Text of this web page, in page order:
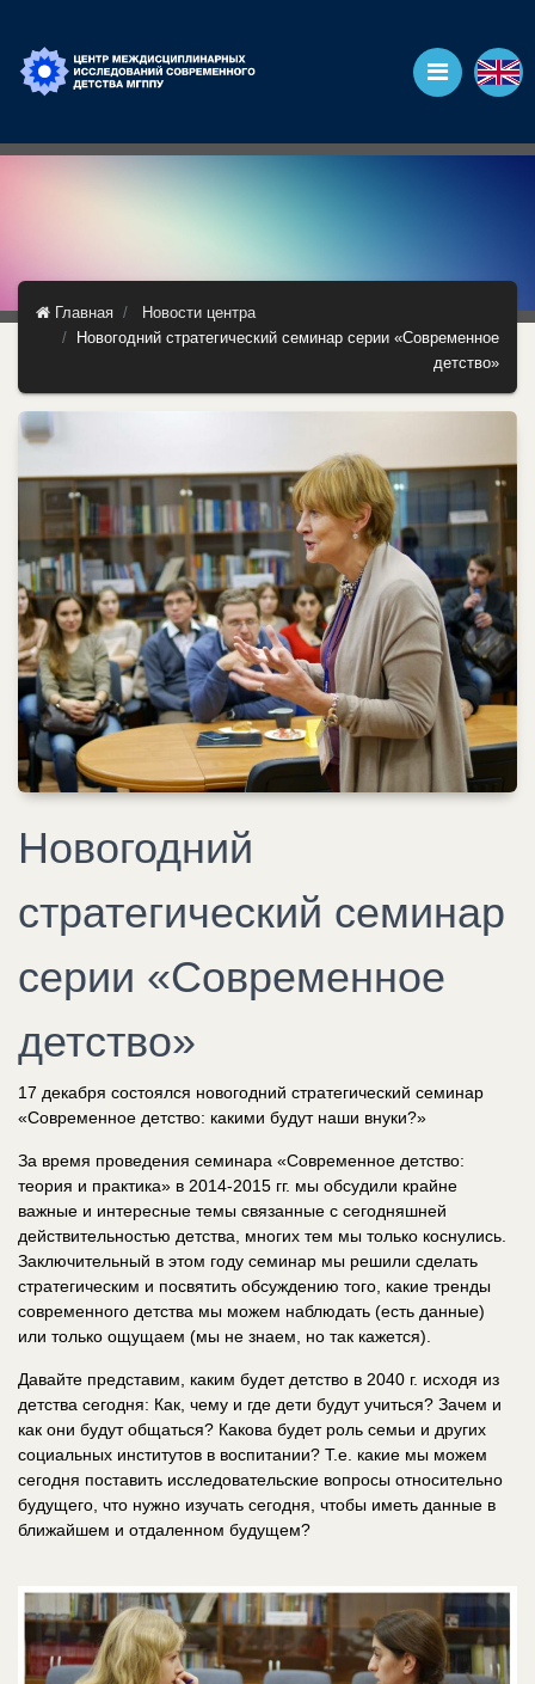
Главная
Новости центра
Новогодний стратегический семинар серии «Современное
детство»
Новогодний
стратегический семинар
серии «Современное
детство»
17 декабря состоялся новогодний стратегический семинар
«Современное детство: какими будут наши внуки?»
За время проведения семинара «Современное детство:
теория и практика» в 2014-2015 гг. мы обсудили крайне
важные и интересные темы связанные с сегодняшней
действительностью детства, многих тем мы только коснулись.
Заключительный в этом году семинар мы решили сделать
стратегическим и посвятить обсуждению того, какие тренды
современного детства мы можем наблюдать (есть данные)
или только ощущаем (мы не знаем, но так кажется).
Давайте представим, каким будет детство в 2040 г. исходя из
детства сегодня: Как, чему и где дети будут учиться? Зачем и
как они будут общаться? Какова будет роль семьи и других
социальных институтов в воспитании? Т.е. какие мы можем
сегодня поставить исследовательские вопросы относительно
будущего, что нужно изучать сегодня, чтобы иметь данные в
ближайшем и отдаленном будущем?